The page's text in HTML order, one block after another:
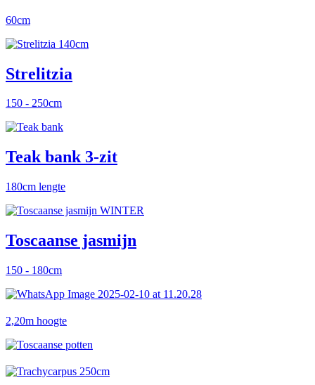
60cm
Strelitzia
150 - 250cm
Teak bank 3-zit
180cm lengte
Toscaanse jasmijn
150 - 180cm
2,20m hoogte